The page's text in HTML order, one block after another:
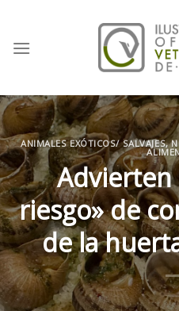
content
ANIMALES EXÓTICOS/ SALVAJES,
Advierten
riesgo» de
de la